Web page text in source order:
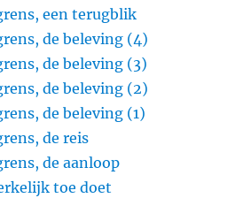
een terugblik
de beleving (4)
de beleving (3)
de beleving (2)
de beleving (1)
de reis
de aanloop
toe doet